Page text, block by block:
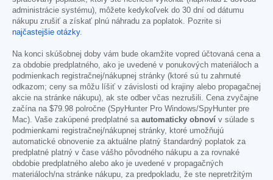
administrácie systému), môžete kedykoľvek do 30 dní od dátumu
nákupu zrušiť a získať plnú náhradu za poplatok. Pozrite si
najčastejšie otázky.
Na konci skúšobnej doby vám bude okamžite vopred účtovaná cena a
za obdobie predplatného, ako je uvedené v ponukových materiáloch a
podmienkach registračnej/nákupnej stránky (ktoré sú tu zahrnuté
odkazom; ceny sa môžu líšiť v závislosti od krajiny alebo propagačnej
akcie na stránke nákupu), ak ste odber včas nezrušili. Cena zvyčajne
začína na $79.98 polročne (SpyHunter Pro Windows/SpyHunter pre
Mac). Vaše zakúpené predplatné sa automaticky obnoví v súlade s
podmienkami registračnej/nákupnej stránky, ktoré umožňujú
automatické obnovenie za aktuálne platný štandardný poplatok za
predplatné platný v čase vášho pôvodného nákupu a za rovnaké
obdobie predplatného alebo ako je uvedené v propagačných
materiáloch/na stránke nákupu, za predpokladu, že ste nepretržitým